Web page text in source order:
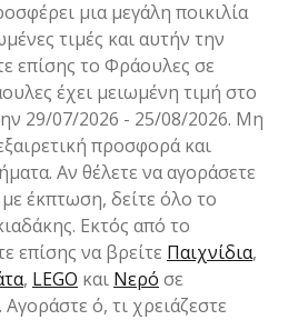
μια μεγάλη ποικιλία
τιμές και αυτήν την
επίσης το Φράουλες σε
έχει μειωμένη τιμή στο
29/07/2026 - 25/08/2026. Μη
προσφορά και
Αν θέλετε να αγοράσετε
έκπτωση, δείτε όλο το
Εκτός από το
επίσης να βρείτε Παιχνίδια,
, LEGO και Νερό σε
ό, τι χρειάζεστε